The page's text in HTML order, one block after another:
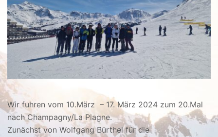
Wir fuhren vom 10.März – 17. März 2024 zum 20.Mal
nach Champagny/La Plagne.
Zunächst von Wolfgang Bürthel für die